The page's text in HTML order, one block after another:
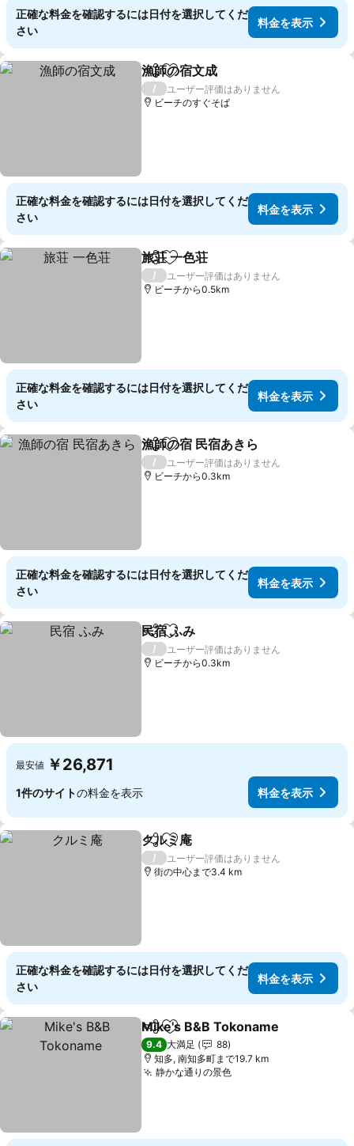
正確な料金を確認するには日付を選択してくだ
さい
料金を表示
シェアお気に入りに追加
漁師の宿文成
/
ユーザー評価はありません
ビーチのすぐそば
正確な料金を確認するには日付を選択してくだ
さい
料金を表示
シェアお気に入りに追加
旅荘 一色荘
/
ユーザー評価はありません
ビーチから0.5km
正確な料金を確認するには日付を選択してくだ
さい
料金を表示
シェアお気に入りに追加
漁師の宿 民宿あきら
/
ユーザー評価はありません
ビーチから0.3km
正確な料金を確認するには日付を選択してくだ
さい
料金を表示
シェアお気に入りに追加
民宿 ふみ
/
ユーザー評価はありません
ビーチから0.3km
最安値 ￥26,871
1件のサイトの料金を表示 料金を表示
シェアお気に入りに追加
クルミ庵
/
ユーザー評価はありません
街の中心まで3.4 km
正確な料金を確認するには日付を選択してくだ
さい
料金を表示
シェアお気に入りに追加
Mike's B&B Tokoname
9.4 大満足
88
知多, 南知多町まで19.7 km
静かな通りの景色料金を表示